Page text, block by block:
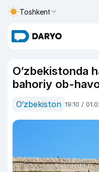
Toshkent
O‘zbekistonda
bahoriy ob-
O‘zbekiston 19:10 /